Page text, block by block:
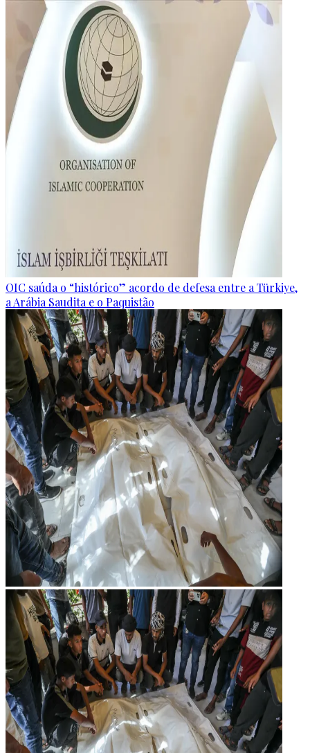
OIC saúda o “histórico” acordo de defesa entre a Türkiye,
a Arábia Saudita e o Paquistão